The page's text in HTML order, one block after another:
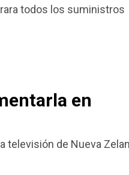
todos los suministros
en
televisión de Nueva